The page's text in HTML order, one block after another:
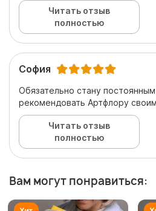
Читать отзыв
полностью
София
Обязательно стану
рекомендовать Артфлору
Читать отзыв
полностью
Вам могут понравиться: